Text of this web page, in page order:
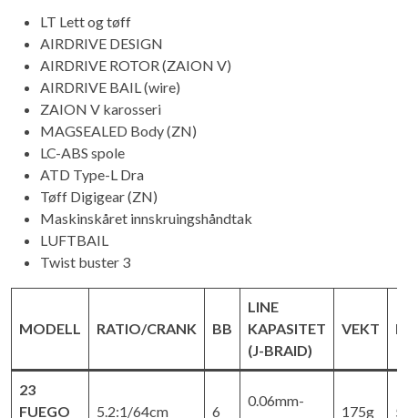
LT Lett og tøff
AIRDRIVE DESIGN
AIRDRIVE ROTOR (ZAION V)
AIRDRIVE BAIL (wire)
ZAION V karosseri
MAGSEALED Body (ZN)
LC-ABS spole
ATD Type-L Dra
Tøff Digigear (ZN)
Maskinskåret innskruingshåndtak
LUFTBAIL
Twist buster 3
MODELL RATIO/CRANK BB
LINE
KAPASITET
(J-BRAID)
VEKT
23
FUEGO
5.2:1/64cm 6
0.06mm-
175g